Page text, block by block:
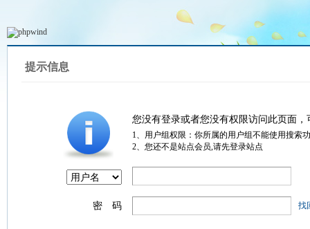
提示信息
您没有登录或者您没有权限访问此页面
1、用户组权限：你所属的用户组不能使用搜索
2、您还不是站点会员,请先登录站点
密 码 找